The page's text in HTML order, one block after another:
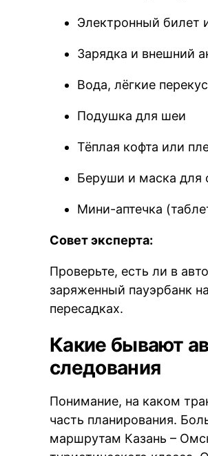
Электронный билет
Зарядка и внешний
Вода, лёгкие
Подушка для шеи
Тёплая кофта или
Беруши и маска для
Мини-аптечка
Совет эксперта:
Проверьте, есть ли в
заряженный пауэрбанк
пересадках.
Какие бывают
следования
Понимание, на каком
часть планирования.
маршрутам Казань –